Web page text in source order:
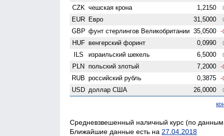
CZK чешская крона 1,2150
EUR Евро 31,5000
GBP фунт стерлингов Велико­британии 35,0500 -
HUF венгерский форинт 0,0990
ILS израильский шекель 6,5000
PLN польский злотый 7,2000 -
RUB российский рубль 0,3875 -
USD доллар США 26,0000
Средневзвешенный наличный курс (по данным
Ближайшие данные есть на 27.04.2018